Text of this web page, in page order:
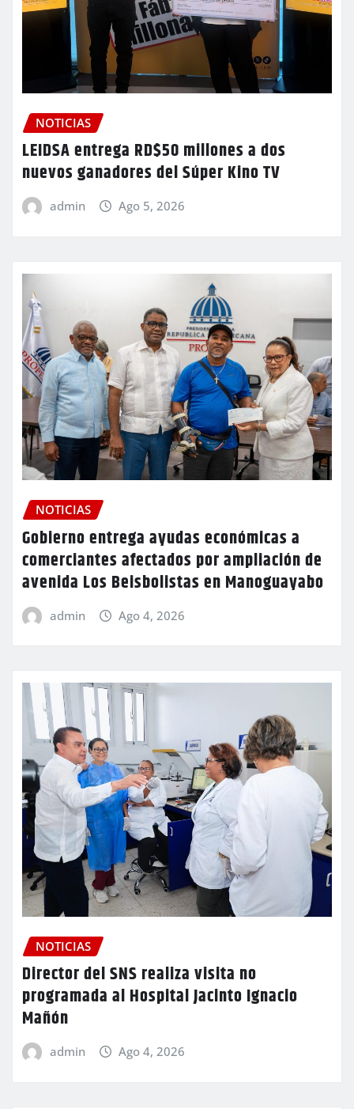
NOTICIAS
LEIDSA entrega RD$50 millones a dos
nuevos ganadores del Súper Kino TV
admin Ago 5, 2026
NOTICIAS
Gobierno entrega ayudas económicas a
comerciantes afectados por ampliación de
avenida Los Beisbolistas en Manoguayabo
admin Ago 4, 2026
NOTICIAS
Director del SNS realiza visita no
programada al Hospital Jacinto Ignacio
Mañón
admin Ago 4, 2026